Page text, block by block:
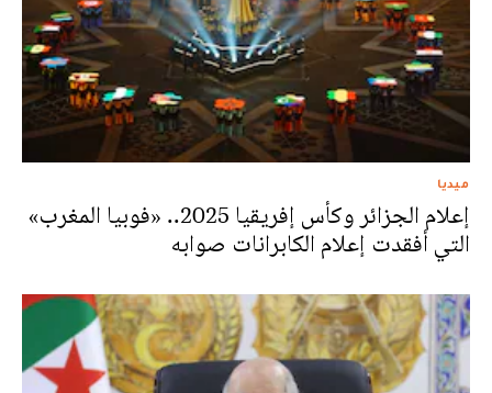
ميديا
إعلام الجزائر وكأس إفريقيا 2025.. «فوبيا المغرب»
التي أفقدت إعلام الكابرانات صوابه